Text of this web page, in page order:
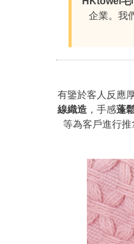
企業。我
有鑒於客人反應
線織造 ，手感蓬
等為客戶進行